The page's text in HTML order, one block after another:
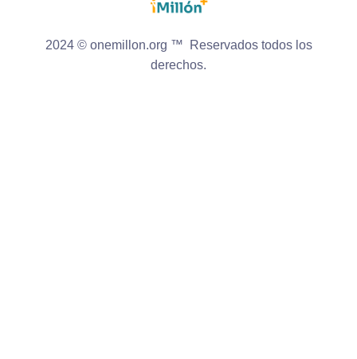
2024 © onemillon.org ™ Reservados todos los
derechos.